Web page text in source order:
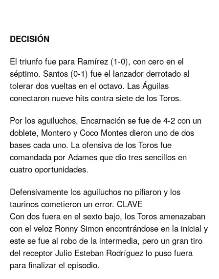
DECISIÓN
El triunfo fue para Ramírez (1-0), con cero en el
séptimo. Santos (0-1) fue el lanzador derrotado al
tolerar dos vueltas en el octavo. Las Águilas
conectaron nueve hits contra siete de los Toros.
Por los aguiluchos, Encarnación se fue de 4-2 con un
doblete, Montero y Coco Montes dieron uno de dos
bases cada uno. La ofensiva de los Toros fue
comandada por Adames que dio tres sencillos en
cuatro oportunidades.
Defensivamente los aguiluchos no pifiaron y los
taurinos cometieron un error. CLAVE
Con dos fuera en el sexto bajo, los Toros amenazaban
con el veloz Ronny Simon encontrándose en la inicial y
este se fue al robo de la intermedia, pero un gran tiro
del receptor Julio Esteban Rodríguez lo puso fuera
para finalizar el episodio.